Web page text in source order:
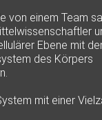
von einem Team
Ebene mit
des Körpers
mit einer